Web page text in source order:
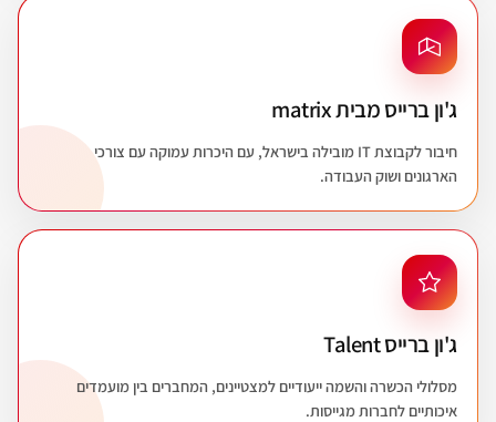
ג'ון ברייס מבית matrix
חיבור לקבוצת IT מובילה בישראל, עם היכרות עמוקה עם צורכי
הארגונים ושוק העבודה.
ג'ון ברייס Talent
מסלולי הכשרה והשמה ייעודיים למצטיינים, המחברים בין מועמדים
איכותיים לחברות מגייסות.